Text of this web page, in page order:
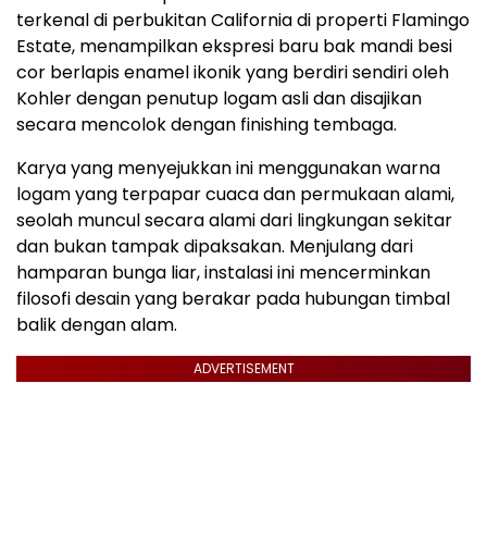
terkenal di perbukitan California di properti Flamingo
Estate, menampilkan ekspresi baru bak mandi besi
cor berlapis enamel ikonik yang berdiri sendiri oleh
Kohler dengan penutup logam asli dan disajikan
secara mencolok dengan finishing tembaga.
Karya yang menyejukkan ini menggunakan warna
logam yang terpapar cuaca dan permukaan alami,
seolah muncul secara alami dari lingkungan sekitar
dan bukan tampak dipaksakan. Menjulang dari
hamparan bunga liar, instalasi ini mencerminkan
filosofi desain yang berakar pada hubungan timbal
balik dengan alam.
ADVERTISEMENT